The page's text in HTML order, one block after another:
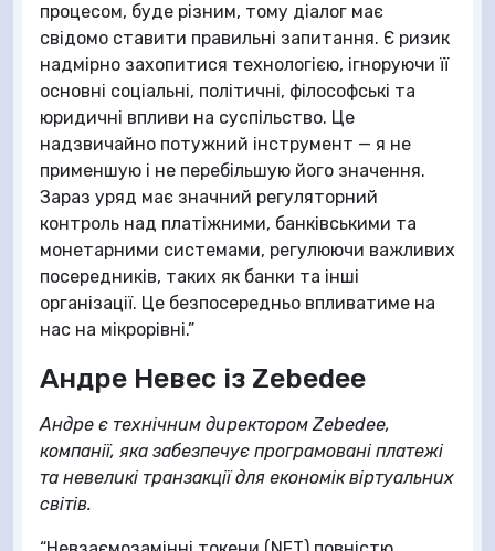
процесом, буде різним, тому діалог має
свідомо ставити правильні запитання. Є ризик
надмірно захопитися технологією, ігноруючи її
основні соціальні, політичні, філософські та
юридичні впливи на суспільство. Це
надзвичайно потужний інструмент — я не
применшую і не перебільшую його значення.
Зараз уряд має значний регуляторний
контроль над платіжними, банківськими та
монетарними системами, регулюючи важливих
посередників, таких як банки та інші
організації. Це безпосередньо впливатиме на
нас на мікрорівні.”
Андре Невес із Zebedee
Андре є технічним директором Zebedee,
компанії, яка забезпечує програмовані платежі
та невеликі транзакції для економік віртуальних
світів.